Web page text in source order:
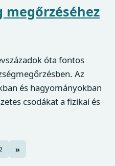
megőrzéséhez
óta fontos
Az
és hagyományokban
csodákat a fizikai és
»